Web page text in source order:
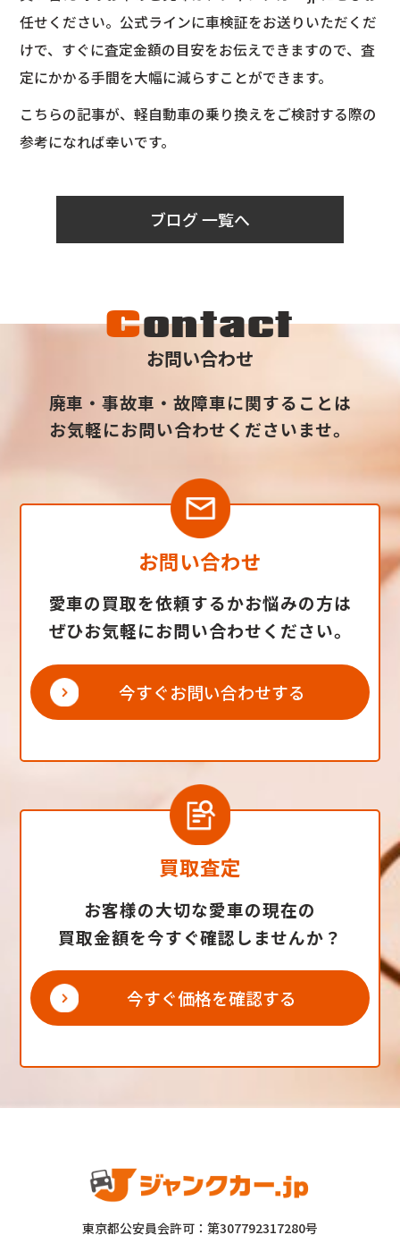
任せください。公式ラインに車検証をお送りいただくだ
けで、すぐに査定金額の目安をお伝えできますので、査
定にかかる手間を大幅に減らすことができます。
こちらの記事が、軽自動車の乗り換えをご検討する際の
参考になれば幸いです。
ブログ 一覧へ
Contact
お問い合わせ
廃車・事故車・故障車に関することは
お気軽にお問い合わせくださいませ。
お問い合わせ
愛車の買取を依頼するかお悩みの方は
ぜひお気軽にお問い合わせください。
今すぐお問い合わせする
買取査定
お客様の大切な愛車の現在の
買取金額を今すぐ確認しませんか？
今すぐ価格を確認する
東京都公安員会許可：第307792317280号